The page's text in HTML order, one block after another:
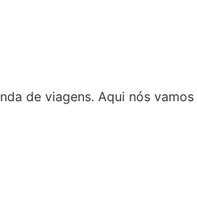
de viagens. Aqui nós